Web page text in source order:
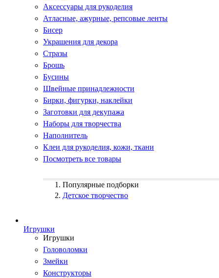
Аксессуары для рукоделия
Атласные, ажурные, репсовые ленты
Бисер
Украшения для декора
Стразы
Брошь
Бусины
Швейные принадлежности
Бирки, фигурки, наклейки
Заготовки для декупажа
Наборы для творчества
Наполнитель
Клеи для рукоделия, кожи, ткани
Посмотреть все товары
Популярные подборки
Детское творчество
Игрушки
Игрушки
Головоломки
Змейки
Конструкторы